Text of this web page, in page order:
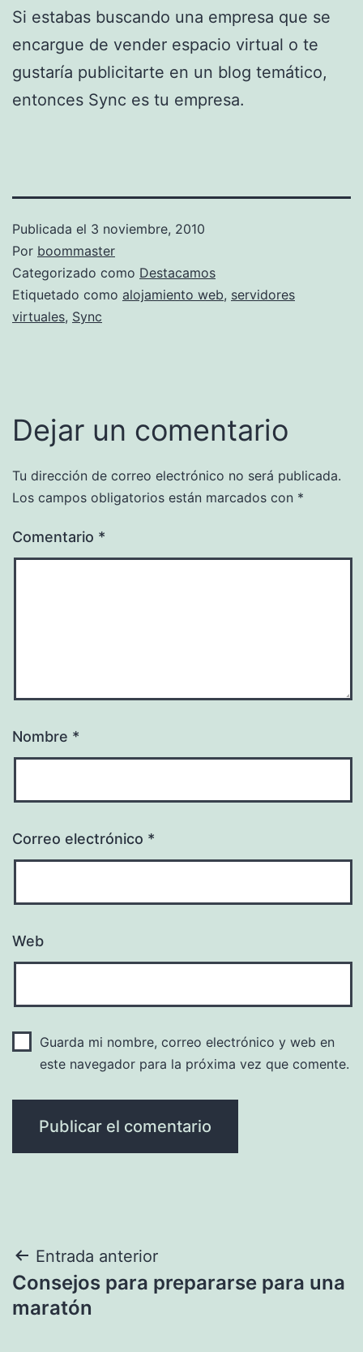
Si estabas buscando una empresa que se
encargue de vender espacio virtual o te
gustaría publicitarte en un blog temático,
entonces Sync es tu empresa.
Publicada el 3 noviembre, 2010
Por boommaster
Categorizado como Destacamos
Etiquetado como alojamiento web, servidores
virtuales, Sync
Dejar un comentario
Tu dirección de correo electrónico no será publicada.
Los campos obligatorios están marcados con *
Comentario *
Nombre *
Correo electrónico *
Web
Guarda mi nombre, correo electrónico y web en
este navegador para la próxima vez que comente.
Navegación
de
Entrada anterior
Consejos para prepararse para una
maratón